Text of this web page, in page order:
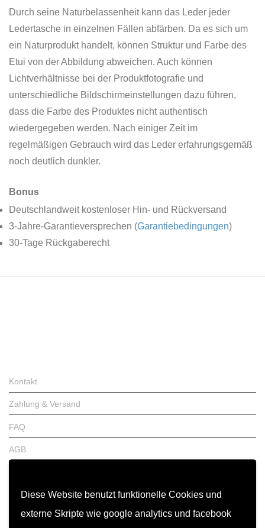
Diese Website benutzt funktionelle Cookies und
externe Skripte wie google analytics und facebook
Durch seine Naturbelassenheit kann das Leder jeder
Ledertasche in einzelnen Fällen abfärben. Da es sich um
ein Naturprodukt handelt, können Struktur und Farbe des
Etui von der Abbildung abweichen. Auch können
Lichtverhältnisse bei der Produktfotografie und
unterschiedliche Bildschirmeinstellungen dazu führen,
dass die Farbe des Produktes nicht authentisch
wiedergegeben werden. Nach einiger Zeit im
regelmäßigen Gebrauch wird das Leder erfahrungsgemäß
noch deutlich dunkler.
Bonus
Deutschlandweit kostenloser Hin- und Rückversand
3-Jahre-Garantieversprechen (Garantiebedingungen)
30-Tage Rückgaberecht
Kontakt
Zahlung & Versand
FAQ
AGB
Garantiebedingungen
Impressum